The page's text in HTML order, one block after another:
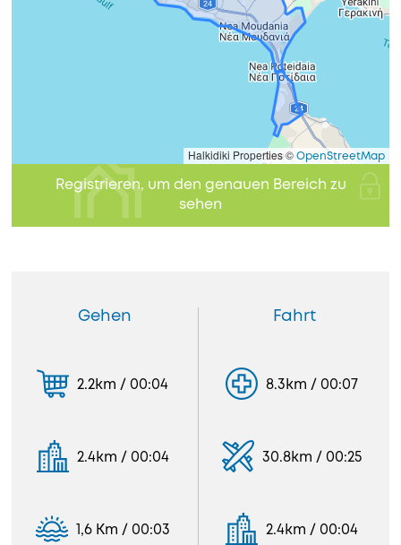
Halkidiki Properties © OpenStreetMap
Registrieren, um den genauen Bereich zu
sehen
Gehen
2.2km / 00:04
2.4km / 00:04
1,6 Km / 00:03
Fahrt
8.3km / 00:07
30.8km / 00:25
2.4km / 00:04